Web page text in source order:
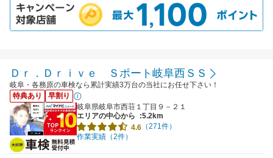
Ｄｒ．Ｄｒｉｖｅ Ｓポート岐阜西ＳＳ
岐阜・各務原の車検なら累計実績3万台の当社にお任せ下さい！
特典あり
早割り
岐阜県岐阜市西荘１丁目９－２１
エリアの中心から
:5.2km
4.6 （271件）
作業実績（2件）